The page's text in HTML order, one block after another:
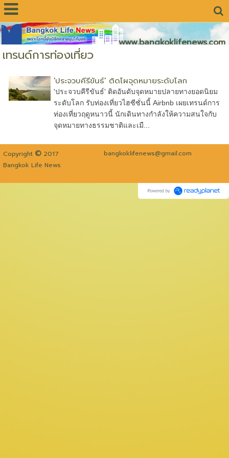
www.bangkoklifenews.com
เทรนด์การท่องเที่ยว
'ประจวบคีรีขันธ์' ติดโผจุดหมายระดับโลก
'ประจวบคีรีขันธ์' ติดอันดับจุดหมายปลายทางยอดนิยม
ระดับโลก รับท่องเที่ยวไฮซีซั่นนี้ Airbnb เผยเทรนด์การ
ท่องเที่ยวฤดูหนาวนี้ นักเดินทางกำลังให้ความสนใจกับ
จุดหมายทางธรรมชาติและเมื...
Copyright © 2017
bangkoklifenews@gmail.com
Bangkok Life News